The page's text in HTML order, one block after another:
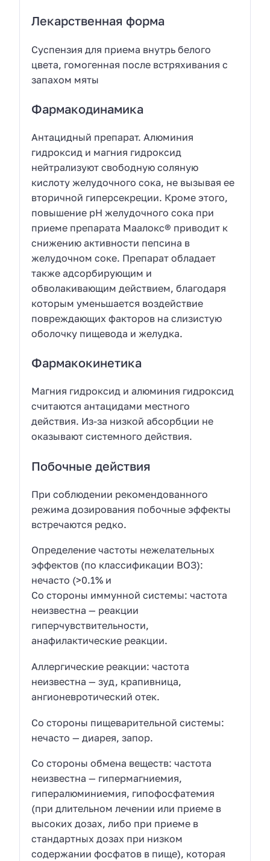
Лекарственная форма
Суспензия для приема внутрь белого
цвета, гомогенная после встряхивания с
запахом мяты
Фармакодинамика
Антацидный препарат. Алюминия
гидроксид и магния гидроксид
нейтрализуют свободную соляную
кислоту желудочного сока, не вызывая ее
вторичной гиперсекреции. Кроме этого,
повышение рН желудочного сока при
приеме препарата Маалокс® приводит к
снижению активности пепсина в
желудочном соке. Препарат обладает
также адсорбирующим и
обволакивающим действием, благодаря
которым уменьшается воздействие
повреждающих факторов на слизистую
оболочку пищевода и желудка.
Фармакокинетика
Магния гидроксид и алюминия гидроксид
считаются антацидами местного
действия. Из-за низкой абсорбции не
оказывают системного действия.
Побочные действия
При соблюдении рекомендованного
режима дозирования побочные эффекты
встречаются редко.
Определение частоты нежелательных
эффектов (по классификации ВОЗ):
нечасто (>0.1% и
Со стороны иммунной системы: частота
неизвестна — реакции
гиперчувствительности,
анафилактические реакции.
Аллергические реакции: частота
неизвестна — зуд, крапивница,
ангионевротический отек.
Со стороны пищеварительной системы:
нечасто — диарея, запор.
Со стороны обмена веществ: частота
неизвестна — гипермагниемия,
гипералюминиемия, гипофосфатемия
(при длительном лечении или приеме в
высоких дозах, либо при приеме в
стандартных дозах при низком
содержании фосфатов в пище), которая